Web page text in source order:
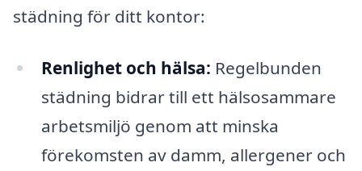
städning för ditt kontor:
Renlighet och hälsa: Regelbunden
städning bidrar till ett hälsosammare
arbetsmiljö genom att minska
förekomsten av damm, allergener och